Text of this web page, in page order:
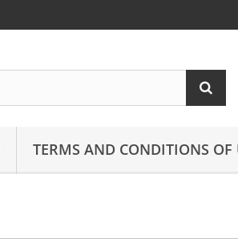
TERMS AND CONDITIONS OF